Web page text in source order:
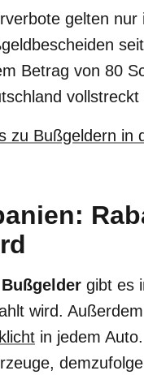
gelten nur
Betrag von 80
vollstreckt
zu Bußgeldern in
Bußgelder gibt es
wird.
in jedem